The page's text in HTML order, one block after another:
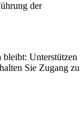
der
Unterstützen
Sie Zugang zu